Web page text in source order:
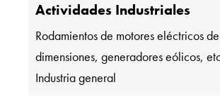
Actividades Industriales
Rodamientos de motores eléctricos
dimensiones, generadores eólicos,
Industria general